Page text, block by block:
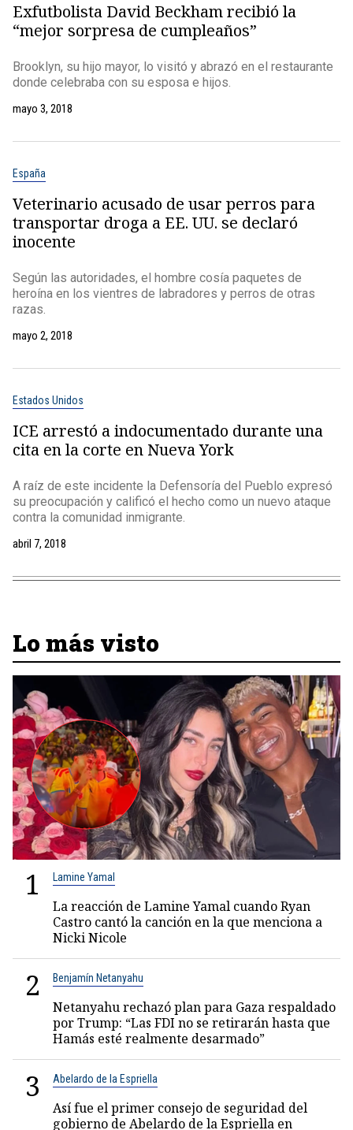
Exfutbolista David Beckham recibió la
“mejor sorpresa de cumpleaños”
Brooklyn, su hijo mayor, lo visitó y abrazó en el restaurante
donde celebraba con su esposa e hijos.
mayo 3, 2018
España
Veterinario acusado de usar perros para
transportar droga a EE. UU. se declaró
inocente
Según las autoridades, el hombre cosía paquetes de
heroína en los vientres de labradores y perros de otras
razas.
mayo 2, 2018
Estados Unidos
ICE arrestó a indocumentado durante una
cita en la corte en Nueva York
A raíz de este incidente la Defensoría del Pueblo expresó
su preocupación y calificó el hecho como un nuevo ataque
contra la comunidad inmigrante.
abril 7, 2018
Lo más visto
1 Lamine Yamal
La reacción de Lamine Yamal cuando Ryan
Castro cantó la canción en la que menciona a
Nicki Nicole
2 Benjamín Netanyahu
Netanyahu rechazó plan para Gaza respaldado
por Trump: “Las FDI no se retirarán hasta que
Hamás esté realmente desarmado”
3 Abelardo de la Espriella
Así fue el primer consejo de seguridad del
gobierno de Abelardo de la Espriella en